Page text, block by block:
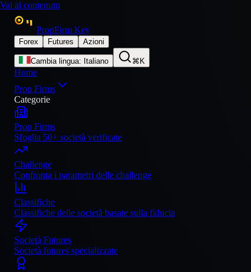
Vai al contenuto
PropFirm Key
Forex Futures Azioni
Cambia lingua: Italiano ⌘K
Home
Prop Firms
Categorie
Prop Firms
Sfoglia 50+ società verificate
Challenge
Confronta i parametri delle challenge
Classifiche
Classifiche delle società basate sulla fiducia
Società Futures
Società futures specializzate